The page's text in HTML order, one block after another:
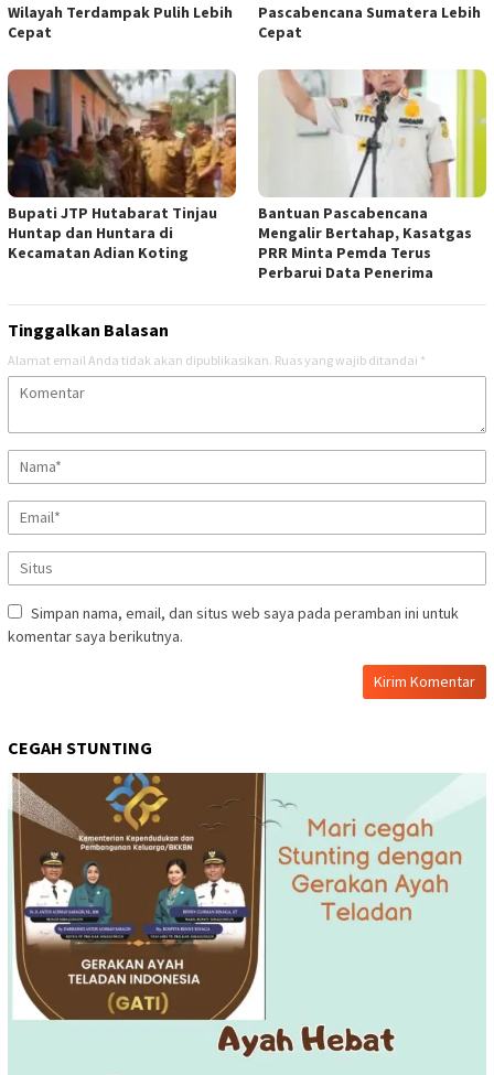
Wilayah Terdampak Pulih Lebih
Cepat
Pascabencana Sumatera Lebih
Cepat
Bupati JTP Hutabarat Tinjau
Huntap dan Huntara di
Kecamatan Adian Koting
Bantuan Pascabencana
Mengalir Bertahap, Kasatgas
PRR Minta Pemda Terus
Perbarui Data Penerima
Tinggalkan Balasan
Alamat email Anda tidak akan dipublikasikan. Ruas yang wajib ditandai *
Simpan nama, email, dan situs web saya pada peramban ini untuk
komentar saya berikutnya.
CEGAH STUNTING